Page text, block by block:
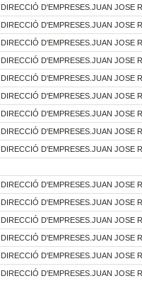
DIRECCIÓ D'EMPRESES.JUAN JOSE
DIRECCIÓ D'EMPRESES.JUAN JOSE
DIRECCIÓ D'EMPRESES.JUAN JOSE
DIRECCIÓ D'EMPRESES.JUAN JOSE
DIRECCIÓ D'EMPRESES.JUAN JOSE
DIRECCIÓ D'EMPRESES.JUAN JOSE
DIRECCIÓ D'EMPRESES.JUAN JOSE
DIRECCIÓ D'EMPRESES.JUAN JOSE
DIRECCIÓ D'EMPRESES.JUAN JOSE
DIRECCIÓ D'EMPRESES.JUAN JOSE
DIRECCIÓ D'EMPRESES.JUAN JOSE
DIRECCIÓ D'EMPRESES.JUAN JOSE
DIRECCIÓ D'EMPRESES.JUAN JOSE
DIRECCIÓ D'EMPRESES.JUAN JOSE
DIRECCIÓ D'EMPRESES.JUAN JOSE